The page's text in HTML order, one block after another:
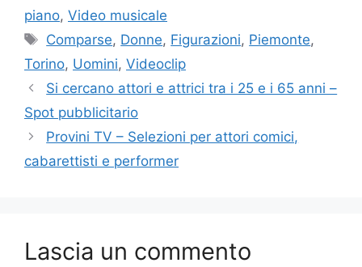
piano, Video musicale
Tag
Comparse, Donne, Figurazioni, Piemonte,
Torino, Uomini, Videoclip
Si cercano attori e attrici tra i 25 e i 65 anni –
Spot pubblicitario
Provini TV – Selezioni per attori comici,
cabarettisti e performer
Lascia un commento